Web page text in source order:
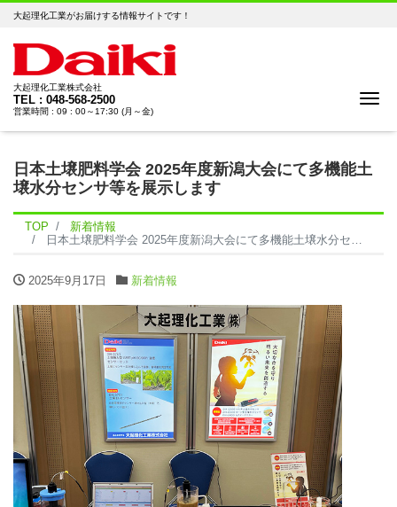
大起理化工業がお届けする情報サイトです！
大起理化工業株式会社
TEL : 048-568-2500
営業時間 : 09 : 00～17:30 (月～金)
日本土壌肥料学会 2025年度新潟大会にて多機能土
壌水分センサ等を展示します
TOP
新着情報
日本土壌肥料学会 2025年度新潟大会にて多機能土壌水分センサ等を展示します
2025年9月17日 新着情報